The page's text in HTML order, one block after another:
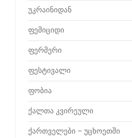
უკრაინიდან
ფემიციდი
ფერმერი
ფესტივალი
ფობია
ქალთა კვირეული
ქართველები – უცხოეთში